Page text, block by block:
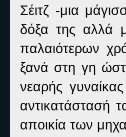
Σέιτζ -μια
δόξα της αλλά
παλαιότερων
ξανά στη γη
νεαρής
αντικατάστασή
αποικία των